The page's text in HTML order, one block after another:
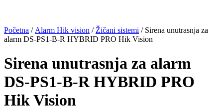
Početna / Alarm Hik vision / Žičani sistemi / Sirena unutrasnja za
alarm DS-PS1-B-R HYBRID PRO Hik Vision
Sirena unutrasnja za alarm
DS-PS1-B-R HYBRID PRO
Hik Vision